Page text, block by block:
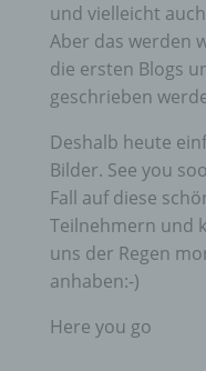
und vielleicht
Aber das werden
die ersten Blogs
geschrieben
Deshalb heute
Bilder. See you
Fall auf diese
Teilnehmern und
uns der Regen
anhaben:-)
Here you go